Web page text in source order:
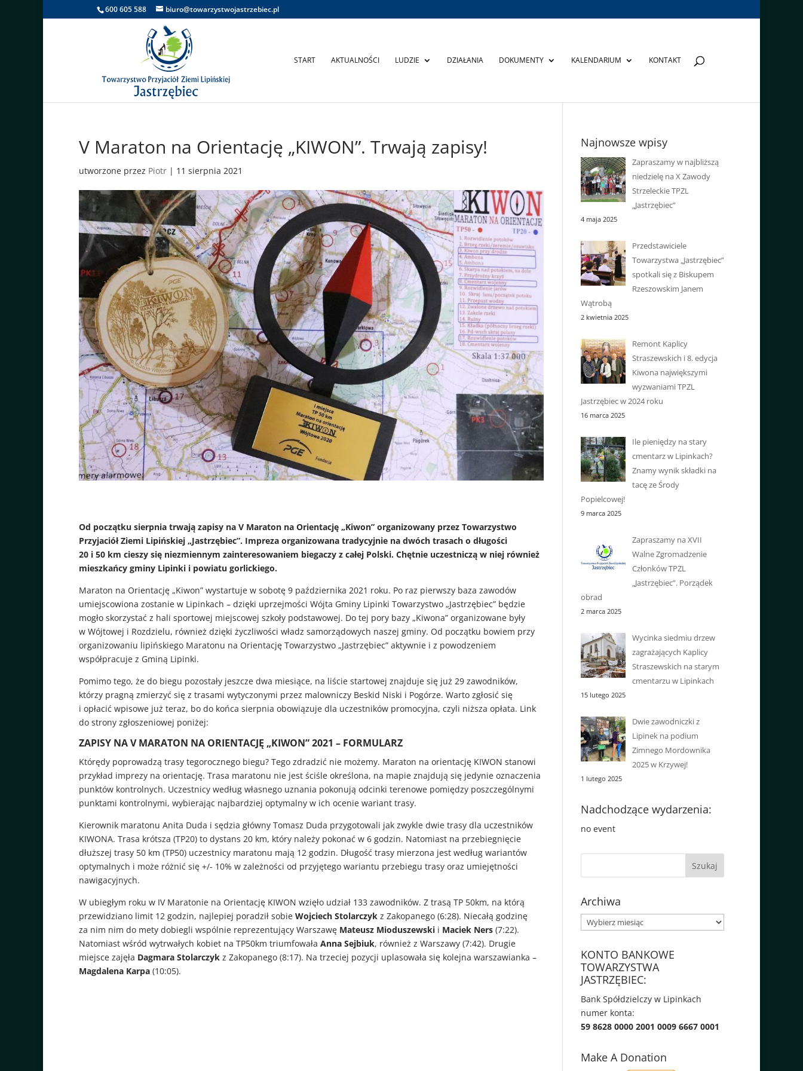
600 605 588 biuro@towarzystwojastrzebiec.pl
START AKTUALNOŚCI LUDZIE DZIAŁANIA DOKUMENTY KALENDARIUM KONTAKT
V Maraton na Orientację „KIWON”. Trwają zapisy!
utworzone przez Piotr | 11 sierpnia 2021
Od początku sierpnia trwają zapisy na V Maraton na Orientację „Kiwon” organizowany przez Towarzystwo
Przyjaciół Ziemi Lipińskiej „Jastrzębiec”. Impreza organizowana tradycyjnie na dwóch trasach o długości
20 i 50 km cieszy się niezmiennym zainteresowaniem biegaczy z całej Polski. Chętnie uczestniczą w niej również
mieszkańcy gminy Lipinki i powiatu gorlickiego.
Maraton na Orientację „Kiwon” wystartuje w sobotę 9 października 2021 roku. Po raz pierwszy baza zawodów
umiejscowiona zostanie w Lipinkach – dzięki uprzejmości Wójta Gminy Lipinki Towarzystwo „Jastrzębiec” będzie
mogło skorzystać z hali sportowej miejscowej szkoły podstawowej. Do tej pory bazy „Kiwona” organizowane były
w Wójtowej i Rozdzielu, również dzięki życzliwości władz samorządowych naszej gminy. Od początku bowiem przy
organizowaniu lipińskiego Maratonu na Orientację Towarzystwo „Jastrzębiec” aktywnie i z powodzeniem
współpracuje z Gminą Lipinki.
Pomimo tego, że do biegu pozostały jeszcze dwa miesiące, na liście startowej znajduje się już 29 zawodników,
którzy pragną zmierzyć się z trasami wytyczonymi przez malowniczy Beskid Niski i Pogórze. Warto zgłosić się
i opłacić wpisowe już teraz, bo do końca sierpnia obowiązuje dla uczestników promocyjna, czyli niższa opłata. Link
do strony zgłoszeniowej poniżej:
ZAPISY NA V MARATON NA ORIENTACJĘ „KIWON” 2021 – FORMULARZ
Którędy poprowadzą trasy tegorocznego biegu? Tego zdradzić nie możemy. Maraton na orientację KIWON stanowi
przykład imprezy na orientację. Trasa maratonu nie jest ściśle określona, na mapie znajdują się jedynie oznaczenia
punktów kontrolnych. Uczestnicy według własnego uznania pokonują odcinki terenowe pomiędzy poszczególnymi
punktami kontrolnymi, wybierając najbardziej optymalny w ich ocenie wariant trasy.
Kierownik maratonu Anita Duda i sędzia główny Tomasz Duda przygotowali jak zwykle dwie trasy dla uczestników
KIWONA. Trasa krótsza (TP20) to dystans 20 km, który należy pokonać w 6 godzin. Natomiast na przebiegnięcie
dłuższej trasy 50 km (TP50) uczestnicy maratonu mają 12 godzin. Długość trasy mierzona jest według wariantów
optymalnych i może różnić się +/- 10% w zależności od przyjętego wariantu przebiegu trasy oraz umiejętności
nawigacyjnych.
W ubiegłym roku w IV Maratonie na Orientację KIWON wzięło udział 133 zawodników. Z trasą TP 50km, na którą
przewidziano limit 12 godzin, najlepiej poradził sobie Wojciech Stolarczyk z Zakopanego (6:28). Niecałą godzinę
za nim nim do mety dobiegli wspólnie reprezentujący Warszawę Mateusz Mioduszewski i Maciek Ners (7:22).
Natomiast wśród wytrwałych kobiet na TP50km triumfowała Anna Sejbiuk, również z Warszawy (7:42). Drugie
miejsce zajęła Dagmara Stolarczyk z Zakopanego (8:17). Na trzeciej pozycji uplasowała się kolejna warszawianka –
Magdalena Karpa (10:05).
Najnowsze wpisy
Zapraszamy w najbliższą
niedzielę na X Zawody
Strzeleckie TPZL
„Jastrzębiec”
4 maja 2025
Przedstawiciele
Towarzystwa „Jastrzębiec”
spotkali się z Biskupem
Rzeszowskim Janem
Wątrobą
2 kwietnia 2025
Remont Kaplicy
Straszewskich i 8. edycja
Kiwona największymi
wyzwaniami TPZL
Jastrzębiec w 2024 roku
16 marca 2025
Ile pieniędzy na stary
cmentarz w Lipinkach?
Znamy wynik składki na
tacę ze Środy
Popielcowej!
9 marca 2025
Zapraszamy na XVII
Walne Zgromadzenie
Członków TPZL
„Jastrzębiec”. Porządek
obrad
2 marca 2025
Wycinka siedmiu drzew
zagrażających Kaplicy
Straszewskich na starym
cmentarzu w Lipinkach
15 lutego 2025
Dwie zawodniczki z
Lipinek na podium
Zimnego Mordownika
2025 w Krzywej!
1 lutego 2025
Nadchodzące wydarzenia:
no event
Archiwa
Archiwa
KONTO BANKOWE
TOWARZYSTWA
JASTRZĘBIEC:
Bank Spółdzielczy w Lipinkach
numer konta:
59 8628 0000 2001 0009 6667 0001
Make A Donation